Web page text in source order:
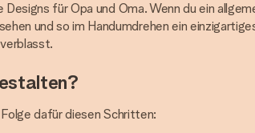
für Opa und Oma. Wenn du ein
und so im Handumdrehen ein
dafür diesen Schritten: